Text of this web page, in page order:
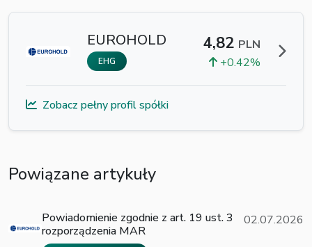
EUROHOLD
EHG
4,82 PLN
+0.42%
Zobacz pełny profil spółki
Powiązane artykuły
Powiadomienie zgodnie z art. 19 ust. 3
rozporządzenia MAR
02.07.2026